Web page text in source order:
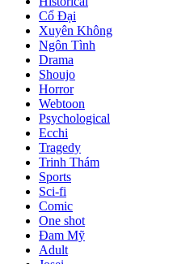
Cổ Đại
Xuyên Không
Ngôn Tình
Drama
Shoujo
Horror
Webtoon
Psychological
Ecchi
Tragedy
Trinh Thám
Sports
Sci-fi
Comic
One shot
Đam Mỹ
Adult